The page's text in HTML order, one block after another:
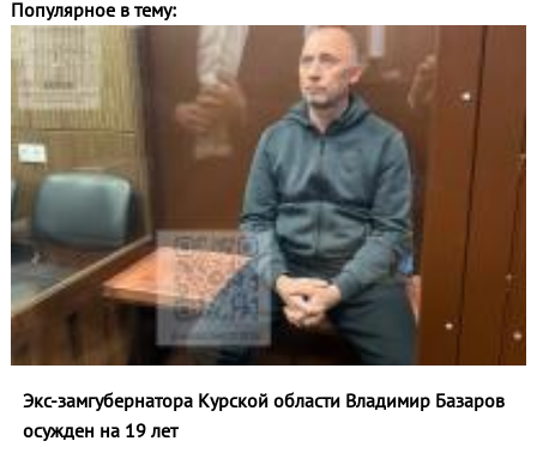
Популярное в тему:
Экс-замгубернатора Курской области Владимир Базаров
осужден на 19 лет